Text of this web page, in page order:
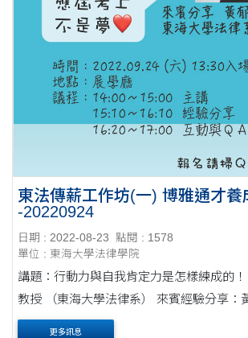
東法傳薪工作坊(一) 博雅通才養
-20220924
日期 : 2022-08-23
點閱 : 1578
單位 : 東海大學法律學院
講題：行動力與自我肯定力是怎樣練成的
教授 （東海大學法律系） 來賓經驗分享：
法律系友回娘家） 地點：展學廳
更多訊息